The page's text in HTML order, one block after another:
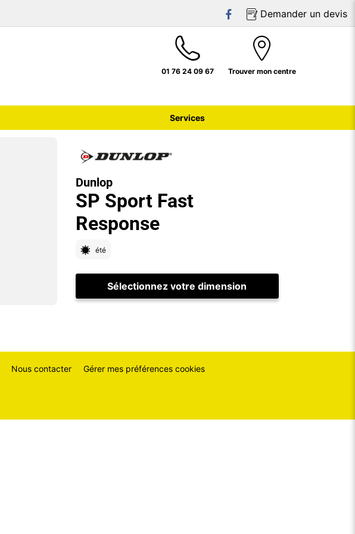
Demander un devis
01 76 24 09 67 Trouver mon centre
Services
Dunlop
SP Sport Fast
Response
été
Sélectionnez votre dimension
Nous contacter Gérer mes préférences cookies